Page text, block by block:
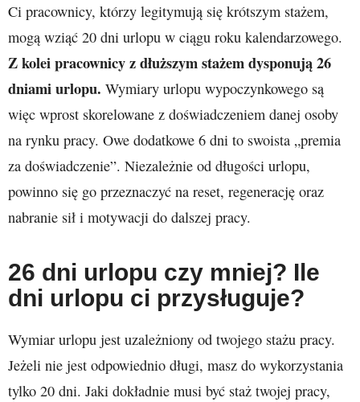
Ci pracownicy, którzy legitymują się krótszym stażem,
mogą wziąć 20 dni urlopu w ciągu roku kalendarzowego.
Z kolei pracownicy z dłuższym stażem dysponują 26
dniami urlopu. Wymiary urlopu wypoczynkowego są
więc wprost skorelowane z doświadczeniem danej osoby
na rynku pracy. Owe dodatkowe 6 dni to swoista „premia
za doświadczenie”. Niezależnie od długości urlopu,
powinno się go przeznaczyć na reset, regenerację oraz
nabranie sił i motywacji do dalszej pracy.
26 dni urlopu czy mniej? Ile
dni urlopu ci przysługuje?
Wymiar urlopu jest uzależniony od twojego stażu pracy.
Jeżeli nie jest odpowiednio długi, masz do wykorzystania
tylko 20 dni. Jaki dokładnie musi być staż twojej pracy,